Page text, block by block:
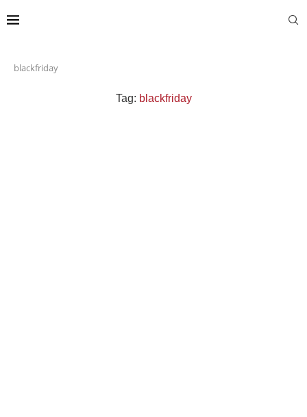
blackfriday
Tag: blackfriday